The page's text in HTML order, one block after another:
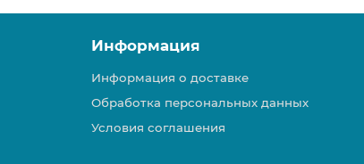
Информация
Информация о доставке
Обработка персональных данных
Условия соглашения